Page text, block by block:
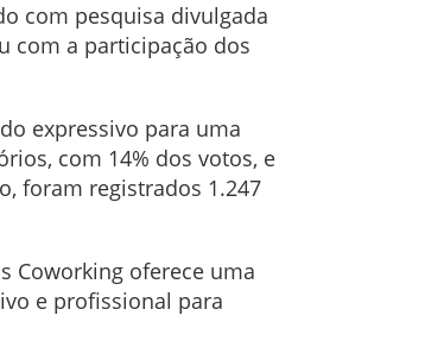
com pesquisa divulgada
com a participação dos
expressivo para uma
com 14% dos votos, e
foram registrados 1.247
Coworking oferece uma
e profissional para